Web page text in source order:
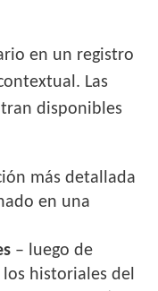
en un registro
Las
disponibles
más detallada
en una
– luego de
historiales del